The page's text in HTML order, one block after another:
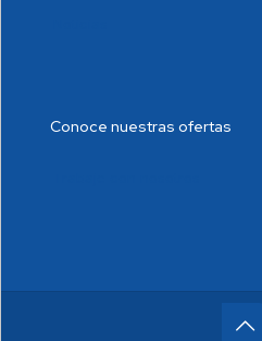
Conoce nuestras ofertas